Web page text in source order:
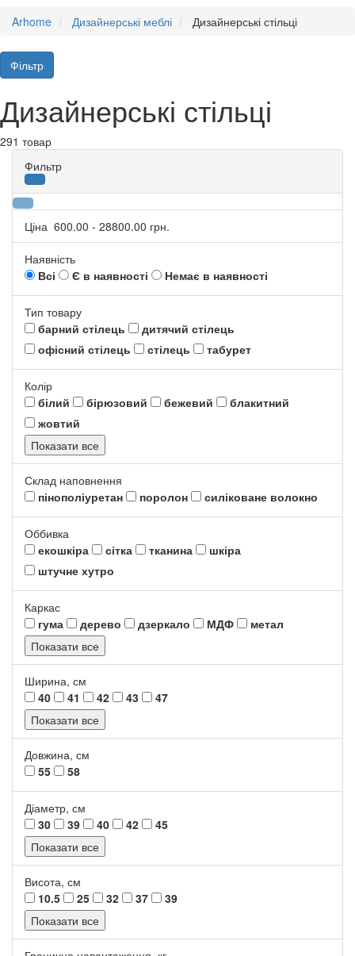
Arhome
Дизайнерські меблі Дизайнерські стільці
Фільтр
Дизайнерські стільці
291 товар
Фильтр
Ціна 600.00 - 28800.00 грн.
Наявність
Всі
Є в наявності Немає в наявності
Тип товару
барний стілець
дитячий стілець
офісний стілець
стілець табурет
Колір
білий
бірюзовий бежевий
блакитний
жовтий
Показати все
Склад наповнення
пінополіуретан
поролон силіковане волокно
Оббивка
екошкіра
сітка тканина
шкіра
штучне хутро
Каркас
гума
дерево дзеркало МДФ
метал
Показати все
Ширина, см
40
41 42 43
47
Показати все
Довжина, см
55
58
Діаметр, см
30
39 40 42
45
Показати все
Висота, см
10.5
25 32 37
39
Показати все